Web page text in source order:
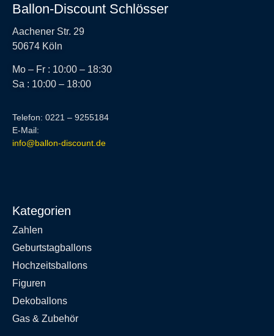
Ballon-Discount Schlösser
Aachener Str. 29
50674 Köln
Mo – Fr : 10:00 – 18:30
Sa : 10:00 – 18:00
Telefon: 0221 – 9255184
E-Mail:
info@ballon-discount.de
Kategorien
Zahlen
Geburtstagballons
Hochzeitsballons
Figuren
Dekoballons
Gas & Zubehör